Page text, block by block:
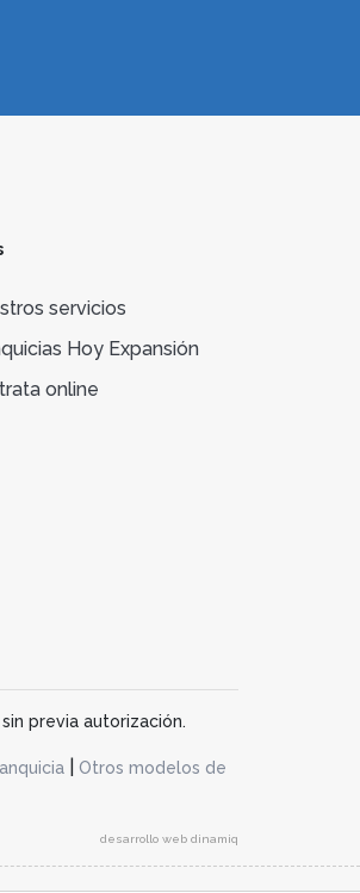
servicios
Hoy Expansión
online
previa autorización.
|
Otros modelos de
desarrollo web dinamiq